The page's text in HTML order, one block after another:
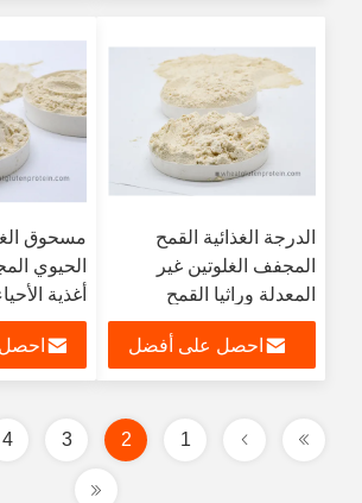
الدرجة الغذائية القمح
المجفف الغلوتين غير
المعدلة وراثيا القمح
الطبيعي رائحة في 25 كجم
أكياس احصل على أفضل
مسحوق
الحيوي
أغذية
1
2
3
4